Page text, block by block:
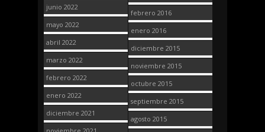
junio 2022
mayo 2022
abril 2022
marzo 2022
febrero 2022
enero 2022
diciembre 2021
febrero 2016
enero 2016
diciembre 2015
noviembre 2015
octubre 2015
septiembre 2015
agosto 2015